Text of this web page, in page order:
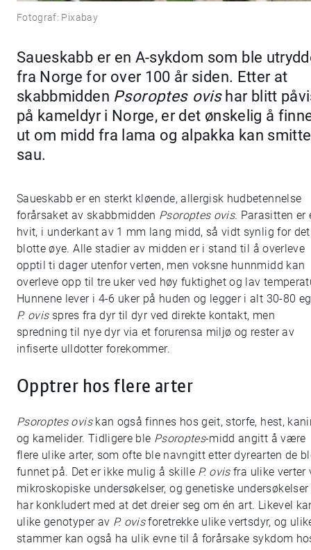
Fotograf: Pixabay
Saueskabb er en A-sykdom som ble
fra Norge for over 100 år siden. Etter at
skabbmidden Psoroptes ovishar blitt
på kameldyr i Norge, er det ønskelig å
ut om midd fra lama og alpakka kan
sau.
Saueskabb er en sterkt kløende, allergisk hudbetennelse
forårsaket av skabbmidden Psoroptes ovis. Parasitten er
hvit, i underkant av 1 mm lang midd, så vidt synlig for det
blotte øye. Alle stadier av midden er i stand til å overleve
opptil ti dager utenfor verten, men voksne hunnmidd kan
overleve opp til tre uker ved høy fuktighet og lav
Hunnene lever i 4-6 uker på huden og legger i alt 30-80
P. ovisspres fra dyr til dyr ved direkte kontakt, men
spredning til nye dyr via et forurensa miljø og rester av
infiserte ulldotter forekommer.
Opptrer hos flere arter
Psoroptes oviskan også finnes hos geit, storfe, hest,
og kamelider. Tidligere ble Psoroptes-midd angitt å være
flere ulike arter, som ofte ble navngitt etter dyrearten de
funnet på. Det er ikke mulig å skilleP. ovisfra ulike verter
mikroskopiske undersøkelser, og genetiske undersøkelser
har konkludert med at det dreier seg om én art. Likevel
ulike genotyper av P. ovisforetrekke ulike vertsdyr, og
stammer kan også ha ulik evne til å forårsake sykdom